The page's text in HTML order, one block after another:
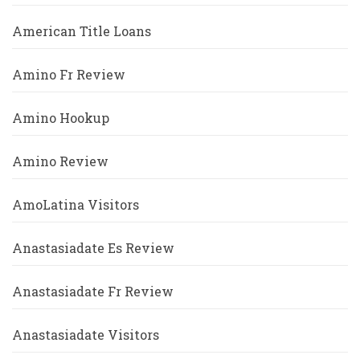
American Title Loans
Amino Fr Review
Amino Hookup
Amino Review
AmoLatina Visitors
Anastasiadate Es Review
Anastasiadate Fr Review
Anastasiadate Visitors